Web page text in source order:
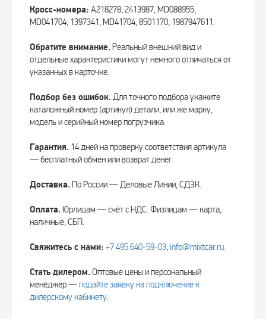
Кросс-номера: A218278, 2413987, MD088955,
MD041704, 1397341, MD41704, 8501170, 1987947611.
Обратите внимание.Реальный внешний вид и
отдельные характеристики могут немного отличаться от
указанных в карточке.
Подбор без ошибок.Для точного подбора укажите
каталожный номер (артикул) детали, или же марку,
модель и серийный номер погрузчика.
Гарантия. 14 дней на проверку соответствия артикула
— бесплатный обмен или возврат денег.
Доставка.По России — Деловые Линии, СДЭК.
Оплата. Юрлицам — счёт с НДС. Физлицам — карта,
наличные, СБП.
Свяжитесь с нами: +7 495 640‑59‑03, info@mixtcar.ru.
Стать дилером.Оптовые цены и персональный
менеджер —подайте заявку на подключение к
дилерскому кабинету.